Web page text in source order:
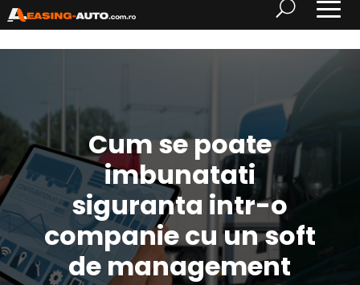
Cum se poate
imbunatati
siguranta intr-o
companie cu un soft
de management